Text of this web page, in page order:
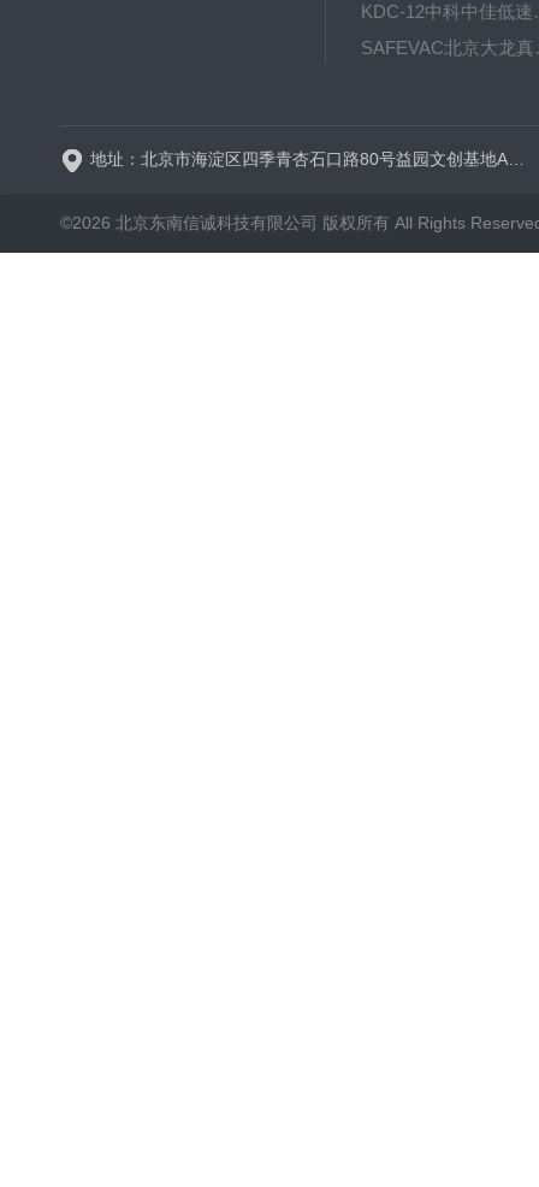
KDC-
©2026 北京东南信诚科技有限公司 版权所有 All Rights